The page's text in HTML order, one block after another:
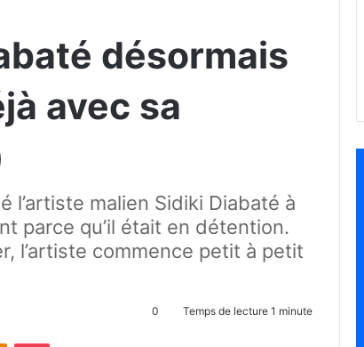
désormais
avec sa
l’artiste malien Sidiki Diabaté à
parce qu’il était en détention.
l’artiste commence petit à petit
0 Temps de lecture 1 minute